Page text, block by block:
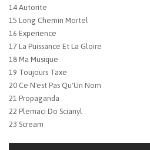
14 Autorite
15 Long Chemin Mortel
16 Experience
17 La Puissance Et La Gloire
18 Ma Musique
19 Toujours Taxe
20 Ce N'est Pas Qu'Un Nom
21 Propaganda
22 Plemaci Do Scianyl
23 Scream